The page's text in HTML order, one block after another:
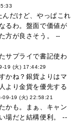
だけど、やっぱこれ
るわ。盤面で価値が
方が良さそう。 --
サプライで書記使わ
19 (火) 17:44:29
かね？銀貨よりはマ
より金貨を優先する
09-19 (火) 22:58:21
かも。まぁ、キャン
場だと結構便利。 --